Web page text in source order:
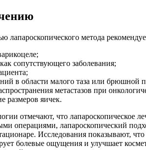
лапароскопического метода
сопутствующего заболевания;
в области малого таза или брюшной
метастазов при
размеров яичек.
отмечают, что лапароскопическое
операциями, лапароскопический
Исследования показывают,
болевые ощущения и улучшает